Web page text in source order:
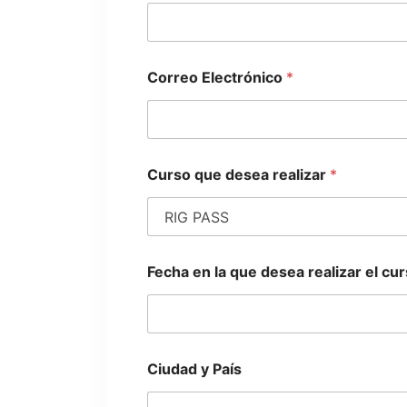
Correo Electrónico *
Curso que desea realizar *
i
u
a
r
e
a
Fecha en la que desea realizar el
Ciudad y País